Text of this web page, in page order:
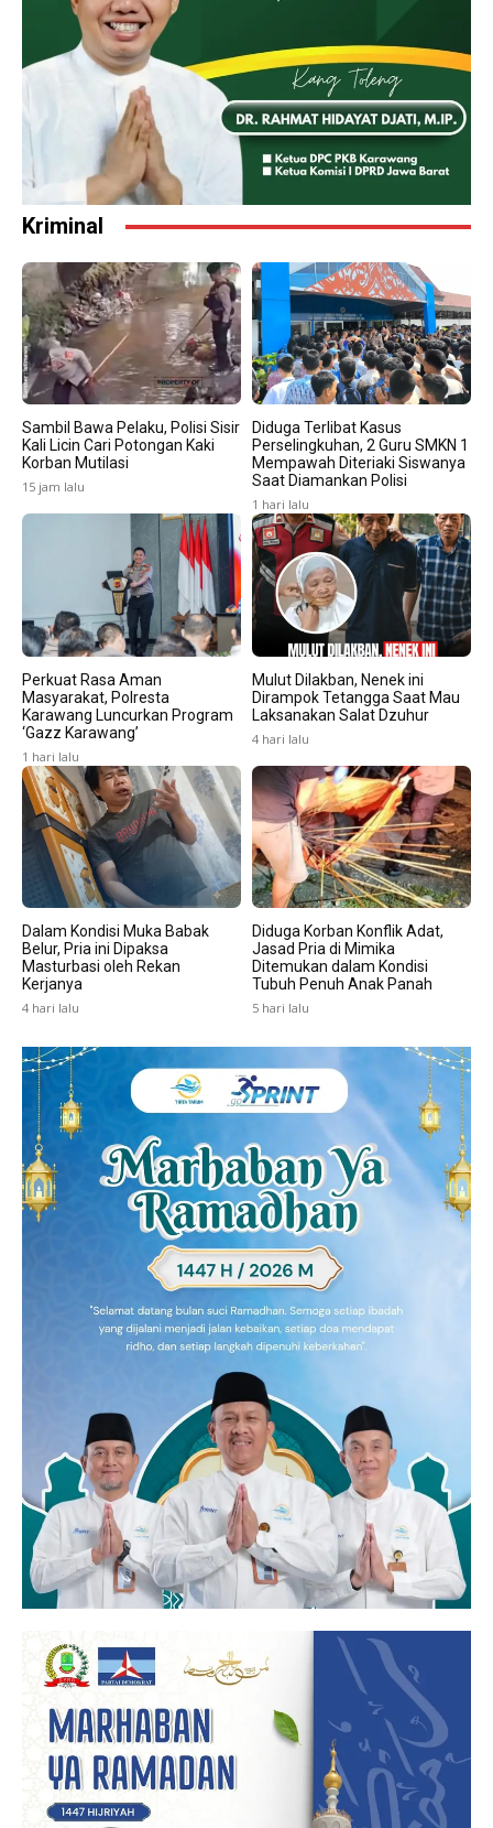
Kriminal
Sambil Bawa Pelaku, Polisi Sisir
Kali Licin Cari Potongan Kaki
Korban Mutilasi
15 jam lalu
Diduga Terlibat Kasus
Perselingkuhan, 2 Guru SMKN 1
Mempawah Diteriaki Siswanya
Saat Diamankan Polisi
1 hari lalu
Perkuat Rasa Aman
Masyarakat, Polresta
Karawang Luncurkan Program
‘Gazz Karawang’
1 hari lalu
Mulut Dilakban, Nenek ini
Dirampok Tetangga Saat Mau
Laksanakan Salat Dzuhur
4 hari lalu
Dalam Kondisi Muka Babak
Belur, Pria ini Dipaksa
Masturbasi oleh Rekan
Kerjanya
4 hari lalu
Diduga Korban Konflik Adat,
Jasad Pria di Mimika
Ditemukan dalam Kondisi
Tubuh Penuh Anak Panah
5 hari lalu